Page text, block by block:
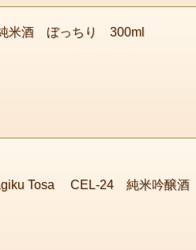
米酒 ぼっちり 300ml
Tosa CEL-24 純米吟醸酒